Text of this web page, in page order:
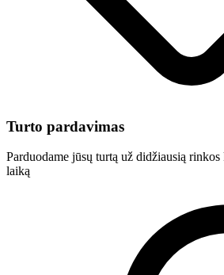
Turto pardavimas
Parduodame jūsų turtą už didžiausią
laiką